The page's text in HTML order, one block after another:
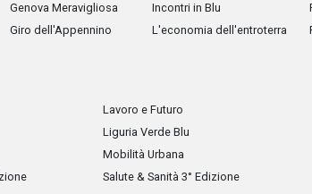
Genova Meravigliosa
Giro dell'Appennino
Incontri in Blu
L'economia dell'entroterra
Lavoro e Futuro
Liguria Verde Blu
Mobilità Urbana
Salute & Sanità 3° Edizione